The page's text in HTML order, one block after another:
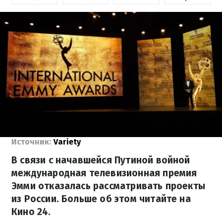
Источник: Variety
В связи с начавшейся Путиной войной
международная телевизионная премия
Эмми отказалась рассматривать проекты
из России. Больше об этом читайте на
Кино 24.